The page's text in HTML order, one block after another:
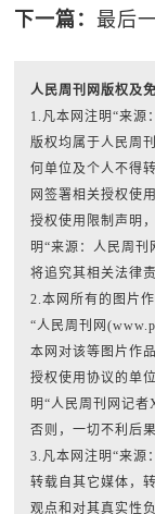
下一篇：最后
人民周刊网版权及
1.凡本网注明“来源
版权均属于人民周
何单位及个人不得
网签署相关授权使
授权使用限制声明
明“来源：人民周刊
将追究其相关法律责
2.本网所有的图片
“人民周刊网
本网对该等图片作
授权使用协议的单
明“人民周刊网记
否则，一切不利后
3.凡本网注明“来源
转载自其它媒体，
观点和对其真实性负